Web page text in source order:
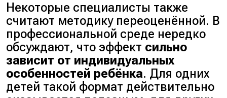
Некоторые специалисты также
считают методику переоценённой. В
профессиональной среде нередко
обсуждают, что эффект сильно
зависит от индивидуальных
особенностей ребёнка. Для одних
детей такой формат действительно